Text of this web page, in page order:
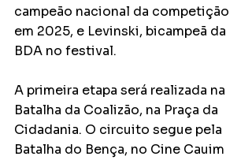
campeão nacional da competição
em 2025, e Levinski, bicampeã da
BDA no festival.
A primeira etapa será realizada na
Batalha da Coalizão, na Praça da
Cidadania. O circuito segue pela
Batalha do Bença, no Cine Cauim